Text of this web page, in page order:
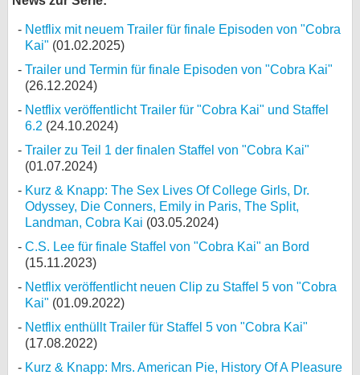
Netflix mit neuem Trailer für finale Episoden von "Cobra
Kai" (01.02.2025)
Trailer und Termin für finale Episoden von "Cobra Kai"
(26.12.2024)
Netflix veröffentlicht Trailer für "Cobra Kai" und Staffel
6.2 (24.10.2024)
Trailer zu Teil 1 der finalen Staffel von "Cobra Kai"
(01.07.2024)
Kurz & Knapp: The Sex Lives Of College Girls, Dr.
Odyssey, Die Conners, Emily in Paris, The Split,
Landman, Cobra Kai (03.05.2024)
C.S. Lee für finale Staffel von "Cobra Kai" an Bord
(15.11.2023)
Netflix veröffentlicht neuen Clip zu Staffel 5 von "Cobra
Kai" (01.09.2022)
Netflix enthüllt Trailer für Staffel 5 von "Cobra Kai"
(17.08.2022)
Kurz & Knapp: Mrs. American Pie, History Of A Pleasure